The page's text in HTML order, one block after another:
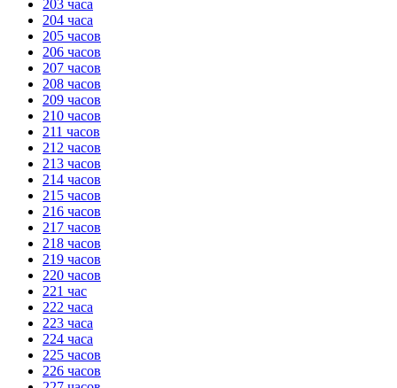
203 часа
204 часа
205 часов
206 часов
207 часов
208 часов
209 часов
210 часов
211 часов
212 часов
213 часов
214 часов
215 часов
216 часов
217 часов
218 часов
219 часов
220 часов
221 час
222 часа
223 часа
224 часа
225 часов
226 часов